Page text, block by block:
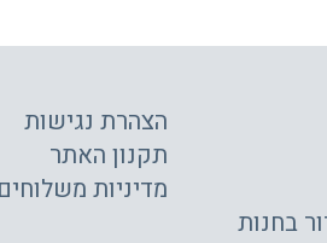
בחנות
הצהרת נגישות
תקנון האתר
מדיניות משלוחים